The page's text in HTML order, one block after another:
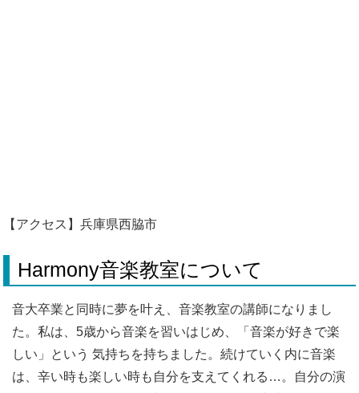
【アクセス】兵庫県西脇市
Harmony音楽教室について
音大卒業と同時に夢を叶え、音楽教室の講師になりまし
た。私は、5歳から音楽を習いはじめ、「音楽が好きで楽
しい」という 気持ちを持ちました。続けていく内に音楽
は、辛い時も楽しい時も自分を支えてくれる…。自分の演